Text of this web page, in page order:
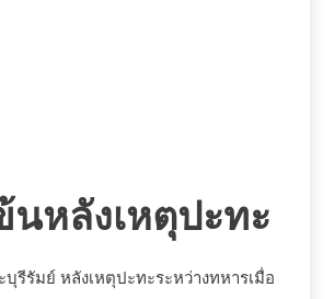
หลังเหตุปะทะ
รัมย์ หลังเหตุปะทะระหว่างทหารเมื่อ